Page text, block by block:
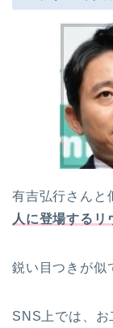
有吉弘行さんと
人に登場するリ
鋭い目つきが似
SNS上では、お